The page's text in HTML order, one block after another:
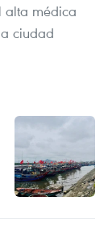
alta médica
ciudad